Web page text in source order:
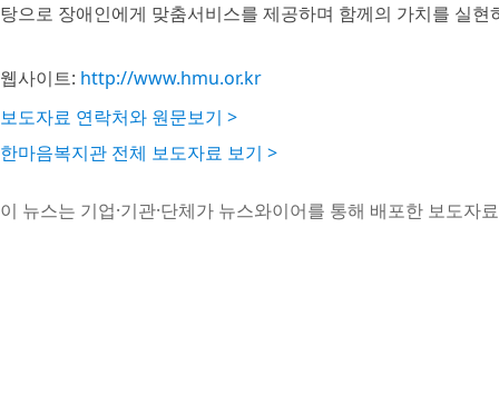
탕으로 장애인에게 맞춤서비스를 제공하며 함께의 가치를 실현
웹사이트: http://www.hmu.or.kr
보도자료 연락처와 원문보기 >
한마음복지관 전체 보도자료 보기 >
이 뉴스는 기업·기관·단체가 뉴스와이어를 통해 배포한 보도자